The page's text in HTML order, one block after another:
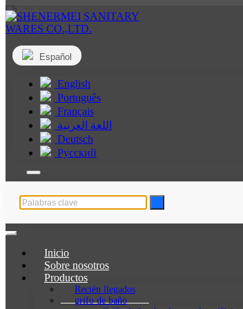
Español
English
Português
Français
اللغة العربية
Deutsch
Русский
Inicio
Sobre nosotros
Productos
Recién llegados
grifo de baño